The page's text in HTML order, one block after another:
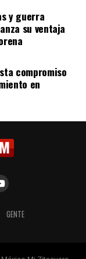
al Plan Anual
en foro
y guerra
su ventaja
compromiso
en
GENTE